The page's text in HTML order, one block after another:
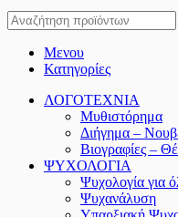
Μενου
Κατηγορίες
ΛΟΓΟΤΕΧΝΙΑ
Μυθιστόρημα
Διήγημα –
Βιογραφίες –
ΨΥΧΟΛΟΓΙΑ
Ψυχολογία για
Ψυχανάλυση